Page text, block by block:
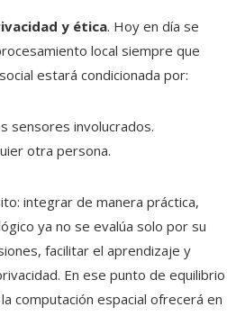
y ética. Hoy en día se
local siempre que
estará condicionada por:
sensores involucrados.
otra persona.
integrar de manera práctica,
ya no se evalúa solo por su
facilitar el aprendizaje y
En ese punto de equilibrio
computación espacial ofrecerá en